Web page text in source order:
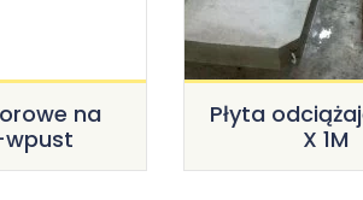
na
Płyta
X 1M